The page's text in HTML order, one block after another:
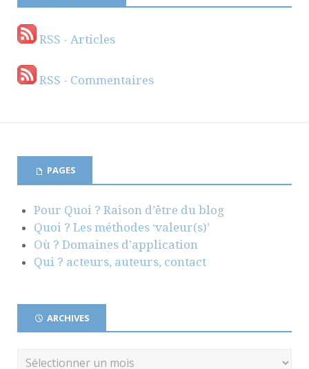
RSS - Articles
RSS - Commentaires
PAGES
Pour Quoi ? Raison d’être du blog
Quoi ? Les méthodes ‘valeur(s)’
Où ? Domaines d’application
Qui ? acteurs, auteurs, contact
ARCHIVES